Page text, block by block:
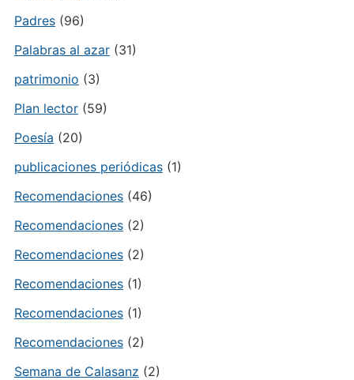
Padres(96)
Palabras al azar(31)
patrimonio (3)
Plan lector(59)
Poesía (20)
publicaciones periódicas(1)
Recomendaciones(46)
Recomendaciones(2)
Recomendaciones(2)
Recomendaciones(1)
Recomendaciones(1)
Recomendaciones(2)
Semana de Calasanz (2)